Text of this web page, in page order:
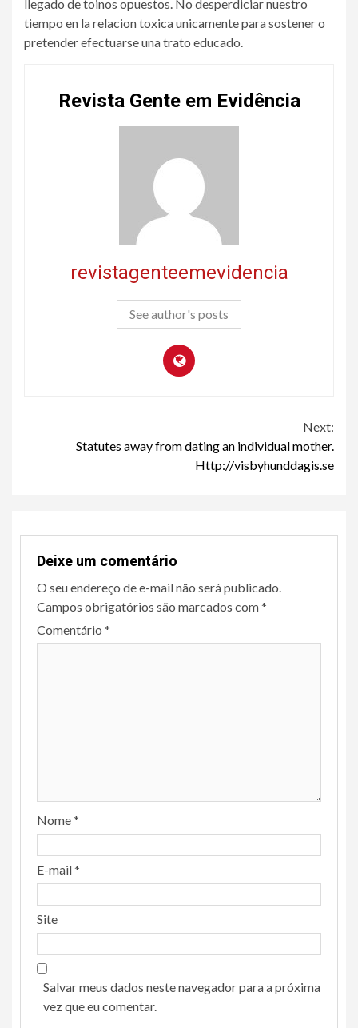
llegado de toinos opuestos. No desperdiciar nuestro
tiempo en la relacion toxica unicamente para sostener o
pretender efectuarse una trato educado.
Revista Gente em Evidência
revistagenteemevidencia
See author's posts
Next:
Statutes away from dating an individual mother.
Http://visbyhunddagis.se
Deixe um comentário
O seu endereço de e-mail não será publicado.
Campos obrigatórios são marcados com*
Comentário *
Nome*
E-mail*
Site
Salvar meus dados neste navegador para a próxima
vez que eu comentar.